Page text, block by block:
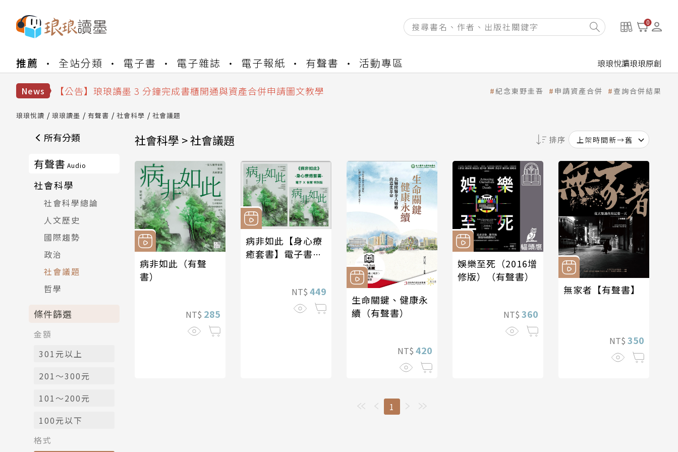
0
推薦 全站分類 電子書 電子雜誌 電子報紙 有聲書 活動專區 琅琅悅讀琅琅原創
News
【公告】琅琅讀墨數位閱讀資產合併與書櫃開通申請
【公告】琅琅讀墨 3 分鐘完成書櫃開通與資產合併申請圖文教學
【公告】琅琅讀墨數位閱讀資產合併與書櫃開通申請
紀念東野圭吾 申請資產合併 查詢合併結果
琅琅悅讀 琅琅讀墨 有聲書 社會科學 社會議題
所有分類
有聲書 Audio
社會科學
社會科學總論
人文歷史
國際趨勢
政治
社會議題
哲學
條件篩選
金額
301元以上
201～300元
101～200元
100元以下
格式
社會科學 > 社會議題 排序 上架時間新→舊
病非如此（有聲
書）
NT$ 285
病非如此【身心療
癒套書】電子書Ｘ
NT$ 449
生命關鍵、健康永
續（有聲書）
NT$ 420
娛樂至死（2016增
修版）（有聲書）
NT$ 360
無家者【有聲書】
NT$ 350
1